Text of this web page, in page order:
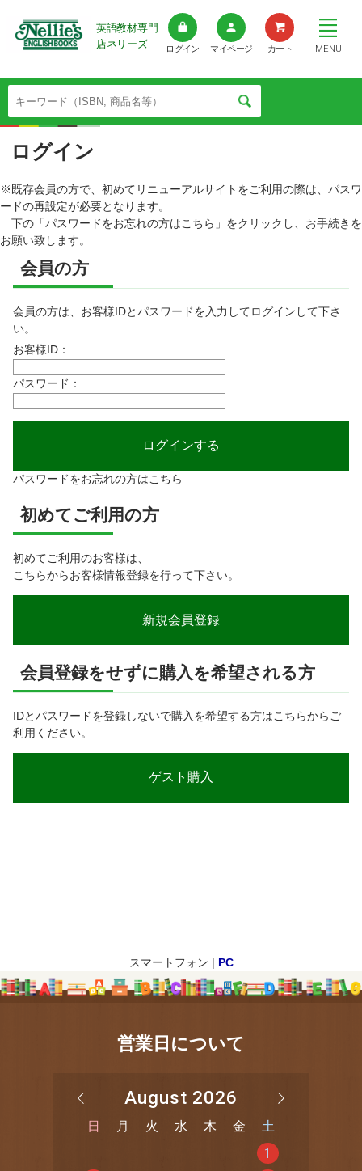
英語教材専門
店ネリーズ
ログイン マイページ カート MENU
ログイン
※既存会員の方で、初めてリニューアルサイトをご利用の際は、パスワ
ードの再設定が必要となります。
下の「パスワードをお忘れの方はこちら」をクリックし、お手続きを
お願い致します。
会員の方
会員の方は、お客様IDとパスワードを入力してログインして下さ
い。
お客様ID：
パスワード：
パスワードをお忘れの方はこちら
初めてご利用の方
初めてご利用のお客様は、
こちらからお客様情報登録を行って下さい。
会員登録をせずに購入を希望される方
IDとパスワードを登録しないで購入を希望する方はこちらからご
利用ください。
スマートフォン | PC
営業日について
August 2026
日 月 火 水 木 金
土
1